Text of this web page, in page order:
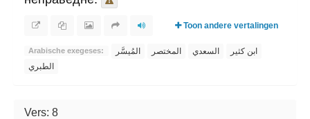
Toon andere vertalingen
Arabische exegeses: المُيسَّر المختصر السعدي
ابن كثير
الطبري
Vers: 8